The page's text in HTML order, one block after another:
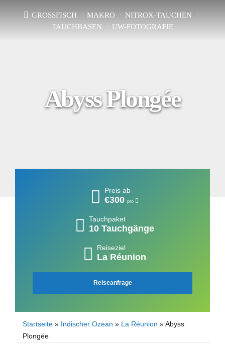
GROSSFISCH MAKRO
NITROX-TAUCHEN
TAUCHBASEN
UW-FOTOGRAFIE
Abyss Plongée
Preis ab
€300 pro
Tauchpaket
10 Tauchgänge
Reiseziel
La Réunion
Reiseanfrage
Startseite » Indischer Ozean » La Réunion »Abyss
Plongée